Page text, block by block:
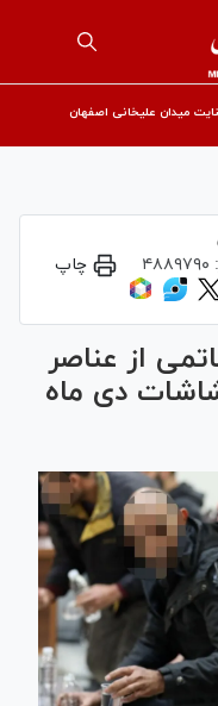
میدان علیخانی اصفهان
۴۸۸۹۷۹۰ چاپ
از عناصر
دی ماه